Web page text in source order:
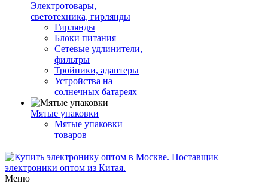
Электротовары,
светотехника, гирлянды
Гирлянды
Блоки питания
Сетевые удлинители,
фильтры
Тройники, адаптеры
Устройства на
солнечных батареях
Мятые упаковки
Мятые упаковки
товаров
Меню